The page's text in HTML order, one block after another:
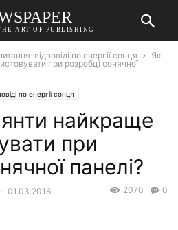
ART OF PUBLISHING
відповіді по енергії сонця
Які
при розробці сонячної
по енергії сонця
найкраще
при
панелі?
- 01.03.2016 0
2070